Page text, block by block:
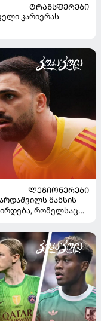
ᲢᲠᲐᲜᲡᲤᲔᲠᲔᲑᲘ
კარიერას
ᲚᲔᲒᲘᲝᲜᲔᲠᲔᲑᲘ
შანსის
რომელსაც